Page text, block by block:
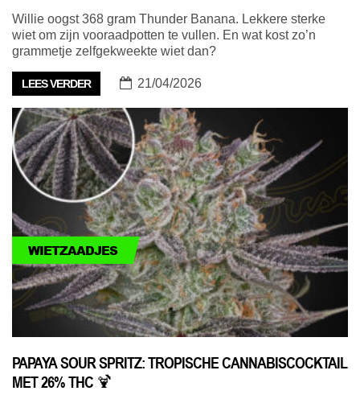
Willie oogst 368 gram Thunder Banana. Lekkere sterke
wiet om zijn vooraadpotten te vullen. En wat kost zo’n
grammetje zelfgekweekte wiet dan?
LEES VERDER 21/04/2026
WIETZAADJES
PAPAYA SOUR SPRITZ: TROPISCHE CANNABISCOCKTAIL
MET 26% THC 🍹